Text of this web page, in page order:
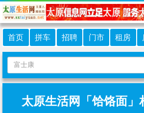
首页 拼车 招聘 门市 租房
太原生活网「饸饹面」